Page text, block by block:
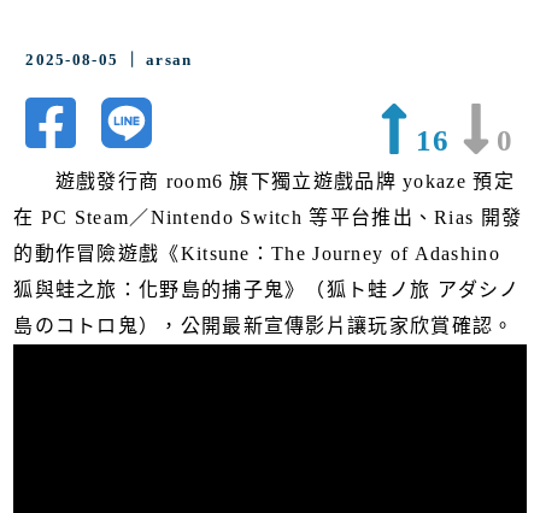
2025-08-05 ｜ arsan
16 0
遊戲發行商 room6 旗下獨立遊戲品牌 yokaze 預定
在 PC Steam／Nintendo Switch 等平台推出、Rias 開發
的動作冒險遊戲《Kitsune：The Journey of Adashino
狐與蛙之旅：化野島的捕子鬼》（狐ト蛙ノ旅 アダシノ
島のコトロ鬼），公開最新宣傳影片讓玩家欣賞確認。